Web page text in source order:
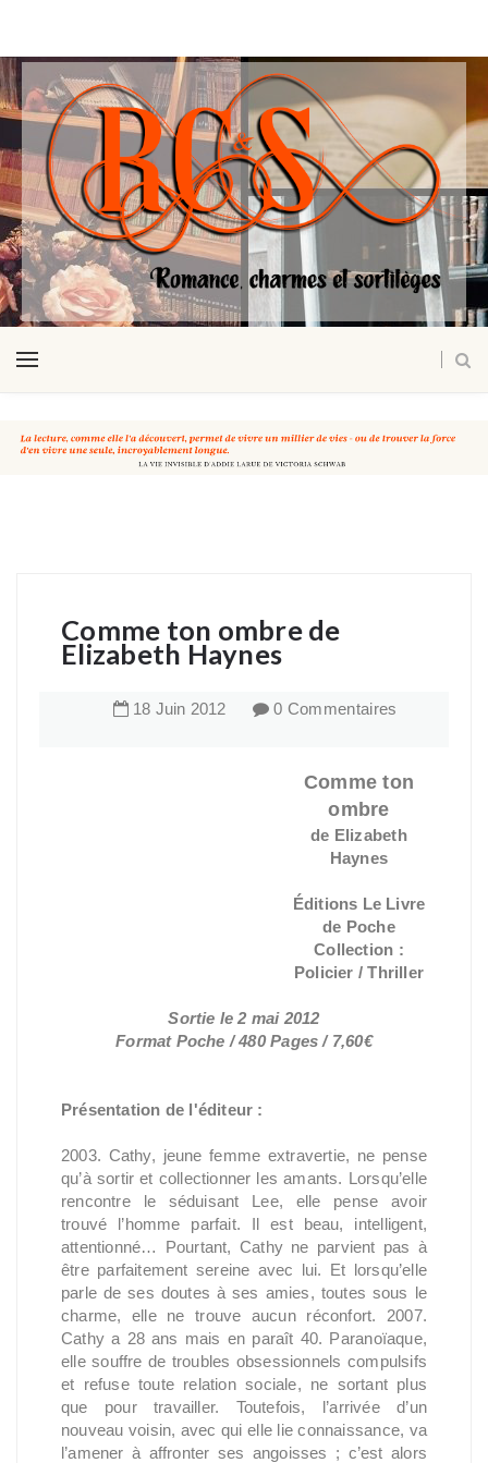
Comme ton ombre de
Elizabeth Haynes
18 Juin 2012 0 Commentaires
Comme ton
ombre
de Elizabeth
Haynes
Éditions Le Livre
de Poche
Collection :
Policier / Thriller
Sortie le 2 mai 2012
Format Poche / 480 Pages / 7,60€
Présentation de l'éditeur :
2003. Cathy, jeune femme extravertie, ne pense
qu’à sortir et collectionner les amants. Lorsqu’elle
rencontre le séduisant Lee, elle pense avoir
trouvé l’homme parfait. Il est beau, intelligent,
attentionné… Pourtant, Cathy ne parvient pas à
être parfaitement sereine avec lui. Et lorsqu’elle
parle de ses doutes à ses amies, toutes sous le
charme, elle ne trouve aucun réconfort. 2007.
Cathy a 28 ans mais en paraît 40. Paranoïaque,
elle souffre de troubles obsessionnels compulsifs
et refuse toute relation sociale, ne sortant plus
que pour travailler. Toutefois, l’arrivée d’un
nouveau voisin, avec qui elle lie connaissance, va
l’amener à affronter ses angoisses ; c’est alors